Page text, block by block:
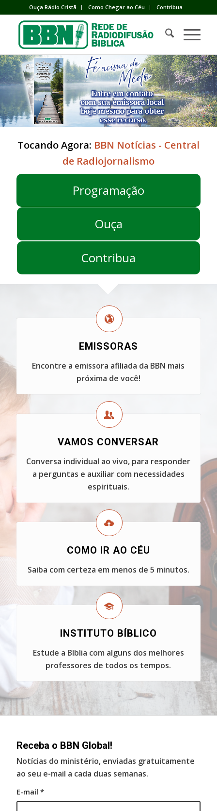
Ouça Rádio Cristã Como Chegar ao Céu Contribua
Tocando Agora: BBN Notícias - Central
de Radiojornalismo
Programação
Ouça
Contribua
EMISSORAS
Encontre a emissora afiliada da BBN mais
próxima de você!
VAMOS CONVERSAR
Conversa individual ao vivo, para responder
a perguntas e auxiliar com necessidades
espirituais.
COMO IR AO CÉU
Saiba com certeza em menos de 5 minutos.
INSTITUTO BÍBLICO
Estude a Bíblia com alguns dos melhores
professores de todos os tempos.
Receba o BBN Global!
Notícias do ministério, enviadas gratuitamente
ao seu e-mail a cada duas semanas.
E-mail *